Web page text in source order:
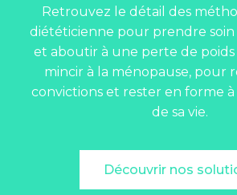
Retrouvez le détail des
diététicienne pour prendre
et aboutir à une perte de
mincir à la ménopause, pour
convictions et rester en forme
de sa vie.
Découvrir nos